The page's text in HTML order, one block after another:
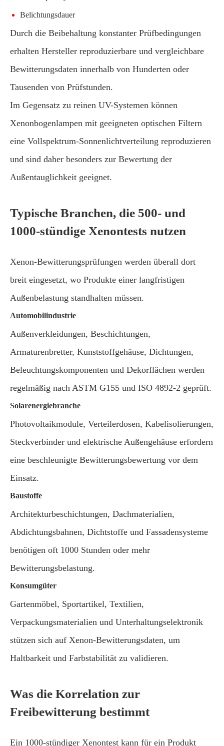
Belichtungsdauer
Durch die Beibehaltung konstanter Prüfbedingungen
erhalten Hersteller reproduzierbare und vergleichbare
Bewitterungsdaten innerhalb von Hunderten oder
Tausenden von Prüfstunden.
Im Gegensatz zu reinen UV-Systemen können
Xenonbogenlampen mit geeigneten optischen Filtern
eine Vollspektrum-Sonnenlichtverteilung reproduzieren
und sind daher besonders zur Bewertung der
Außentauglichkeit geeignet.
Typische Branchen, die 500- und
1000-stündige Xenontests nutzen
Xenon-Bewitterungsprüfungen werden überall dort
breit eingesetzt, wo Produkte einer langfristigen
Außenbelastung standhalten müssen.
Automobilindustrie
Außenverkleidungen, Beschichtungen,
Armaturenbretter, Kunststoffgehäuse, Dichtungen,
Beleuchtungskomponenten und Dekorflächen werden
regelmäßig nach ASTM G155 und ISO 4892-2 geprüft.
Solarenergiebranche
Photovoltaikmodule, Verteilerdosen, Kabelisolierungen,
Steckverbinder und elektrische Außengehäuse erfordern
eine beschleunigte Bewitterungsbewertung vor dem
Einsatz.
Baustoffe
Architekturbeschichtungen, Dachmaterialien,
Abdichtungsbahnen, Dichtstoffe und Fassadensysteme
benötigen oft 1000 Stunden oder mehr
Bewitterungsbelastung.
Konsumgüter
Gartenmöbel, Sportartikel, Textilien,
Verpackungsmaterialien und Unterhaltungselektronik
stützen sich auf Xenon-Bewitterungsdaten, um
Haltbarkeit und Farbstabilität zu validieren.
Was die Korrelation zur
Freibewitterung bestimmt
Ein 1000-stündiger Xenontest kann für ein Produkt